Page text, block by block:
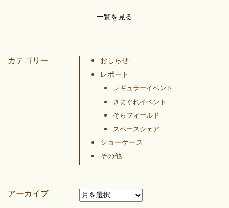
一覧を見る
カテゴリー
おしらせ
レポート
レギュラーイベント
きまぐれイベント
そらフィールド
スペースシェア
ショーケース
その他
アーカイブ